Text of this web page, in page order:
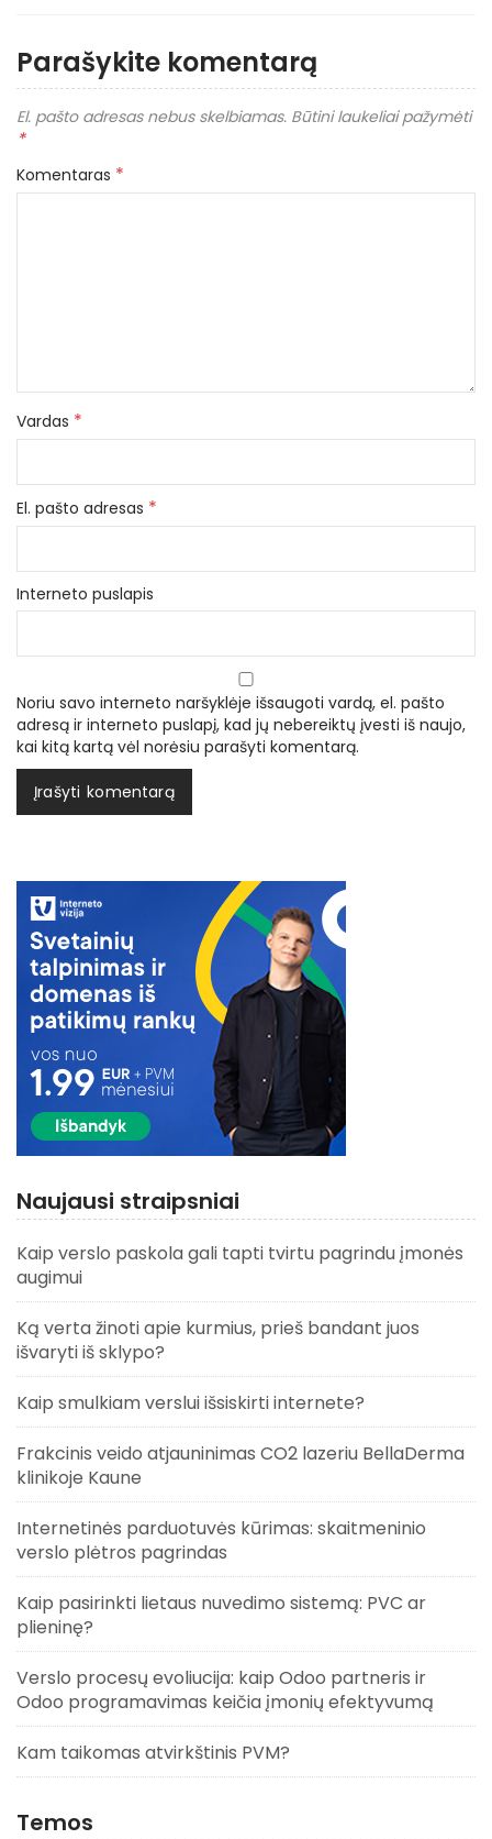
Parašykite komentarą
El. pašto adresas nebus skelbiamas. Būtini laukeliai pažymėti
*
Komentaras *
Vardas *
El. pašto adresas *
Interneto puslapis
Noriu savo interneto naršyklėje išsaugoti vardą, el. pašto
adresą ir interneto puslapį, kad jų nebereiktų įvesti iš naujo,
kai kitą kartą vėl norėsiu parašyti komentarą.
Naujausi straipsniai
Kaip verslo paskola gali tapti tvirtu pagrindu įmonės
augimui
Ką verta žinoti apie kurmius, prieš bandant juos
išvaryti iš sklypo?
Kaip smulkiam verslui išsiskirti internete?
Frakcinis veido atjauninimas CO2 lazeriu BellaDerma
klinikoje Kaune
Internetinės parduotuvės kūrimas: skaitmeninio
verslo plėtros pagrindas
Kaip pasirinkti lietaus nuvedimo sistemą: PVC ar
plieninę?
Verslo procesų evoliucija: kaip Odoo partneris ir
Odoo programavimas keičia įmonių efektyvumą
Kam taikomas atvirkštinis PVM?
Temos